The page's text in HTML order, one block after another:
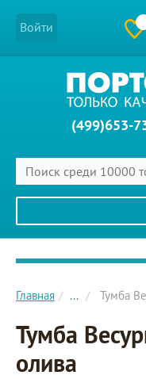
Войти
(499)653-
Главное меню
Главная ... Тумба
Тумба
олива